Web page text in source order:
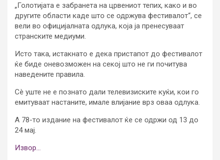
„Голотијата е забранета на црвениот тепих, како и во
другите области каде што се одржува фестивалот“, се
вели во официјалната одлука, која ја пренесуваат
странските медиуми.
Исто така, истакнато е дека пристапот до фестивалот
ќе биде оневозможен на секој што не ги почитува
наведените правила.
Сè уште не е познато дали телевизиските куќи, кои го
емитуваат настаните, имале влијание врз оваа одлука.
А 78-то издание на фестивалот ќе се одржи од 13 до
24 мај.
Извор…